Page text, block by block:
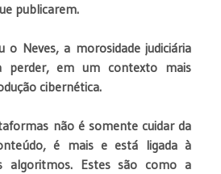
publicarem.
o Neves, a morosidade judiciária
em um contexto mais
cibernética.
não é somente cuidar da
é mais e está ligada à
algoritmos. Estes são como a